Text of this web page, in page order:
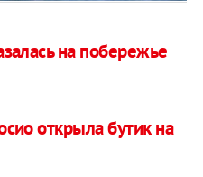
на побережье
открыла бутик на